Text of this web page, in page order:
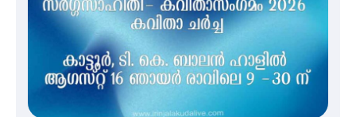
തായ് ചി – ക്വിഗോങ്ങ്
പരിചയപ്പെടാം